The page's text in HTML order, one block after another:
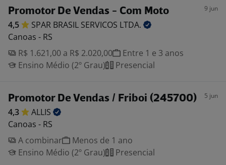
Promotor De Vendas - Com Moto 9 jun
4,5 SPAR BRASIL SERVICOS LTDA.
Canoas - RS
R$ 1.621,00 a R$ 2.020,00
Entre 1 e 3 anos
Ensino Médio (2º Grau)
Presencial
Promotor De Vendas / Friboi (245700) 5 jun
4,3
ALLIS
Canoas - RS
A combinar
Menos de 1 ano
Ensino Médio (2º Grau)
Presencial